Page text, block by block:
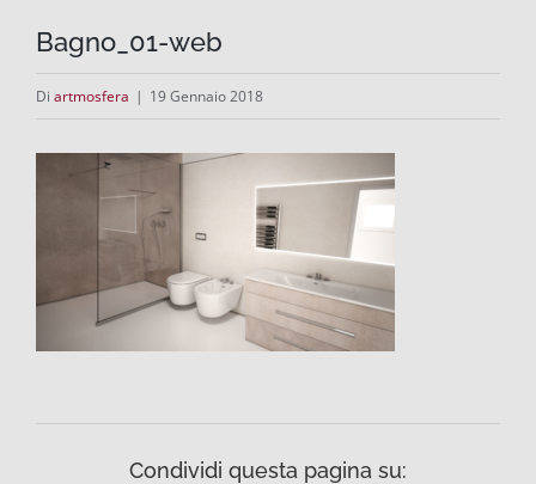
Bagno_01-web
Di artmosfera | 19 Gennaio 2018
Condividi questa pagina su: